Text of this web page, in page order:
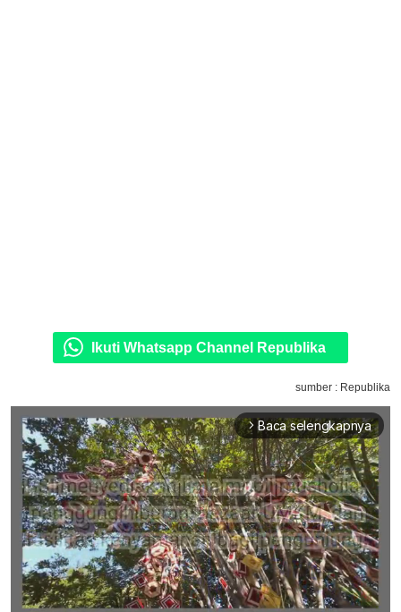
Ikuti Whatsapp Channel Republika
sumber : Republika
arrow_forward_ios Baca selengkapnya